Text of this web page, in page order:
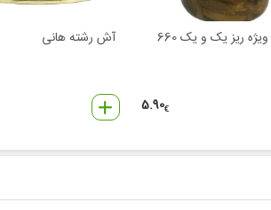
خیارشور ویژه ریز یک و یک 660
5.90€
آش رشته هانی